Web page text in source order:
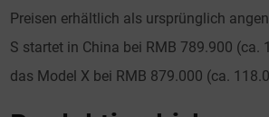
Preisen erhältlich als ursprünglich
S startet in China bei RMB 789.900 (ca.
das Model X bei RMB 879.000 (ca.